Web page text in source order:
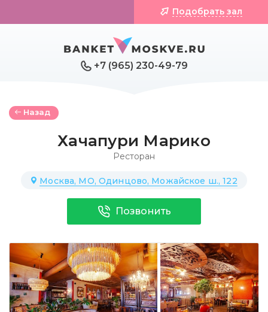
+7 (965) 230-49-79
Подобрать зал
Назад
Хачапури Марико
Ресторан
Москва, МО, Одинцово, Можайское ш., 122
Позвонить